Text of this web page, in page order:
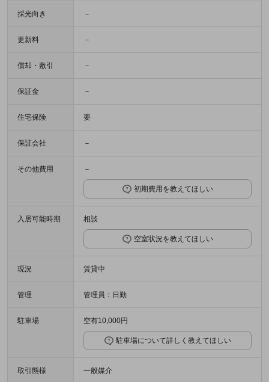
採光向き －
更新料 －
償却・敷引 －
保証金 －
住宅保険 要
保証会社 －
その他費用 －
初期費用を教えてほしい
入居可能時期 相談
空室状況を教えてほしい
現況 賃貸中
管理 管理員：日勤
駐車場 空有10,000円
駐車場について詳しく教えてほしい
取引態様 一般媒介